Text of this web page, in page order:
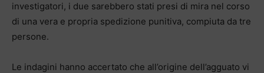
investigatori, i due sarebbero stati presi di mira nel corso
di una vera e propria spedizione punitiva, compiuta da tre
persone.
Le indagini hanno accertato che all’origine dell’agguato vi